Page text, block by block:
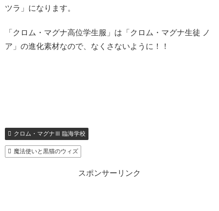
ツラ」になります。
「クロム・マグナ高位学生服」は「クロム・マグナ生徒 ノ
ア」の進化素材なので、なくさないように！！
クロム・マグナⅢ 臨海学校
魔法使いと黒猫のウィズ
スポンサーリンク